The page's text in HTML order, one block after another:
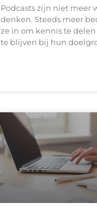
Podcasts zijn niet meer
denken. Steeds meer
ze in om kennis te
te blijven bij hun